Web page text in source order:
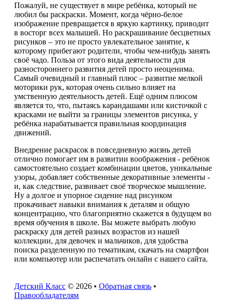
Пожалуй, не существует в мире ребёнка, который не
любил бы раскраски. Момент, когда чёрно-белое
изображение превращается в яркую картинку, приводит
в восторг всех малышей. Но раскрашивание бесцветных
рисунков – это не просто увлекательное занятие, к
которому прибегают родители, чтобы чем-нибудь занять
своё чадо. Польза от этого вида деятельности для
разностороннего развития детей просто неоценима.
Самый очевидный и главный плюс – развитие мелкой
моторики рук, которая очень сильно влияет на
умственную деятельность детей. Ещё одним плюсом
является то, что, пытаясь карандашами или кисточкой с
красками не выйти за границы элементов рисунка, у
ребёнка нарабатывается правильная координация
движений.
Внедрение раскрасок в повседневную жизнь детей
отлично помогает им в развитии воображения - ребёнок
самостоятельно создает комбинации цветов, уникальные
узоры, добавляет собственные декоративные элементы -
и, как следствие, развивает своё творческое мышление.
Ну а долгое и упорное сидение над рисунком
прокачивает навыки внимания к деталям и общую
концентрацию, что благоприятно скажется в будущем во
время обучения в школе. Вы можете выбрать любую
раскраску для детей разных возрастов из нашей
коллекции, для девочек и мальчиков, для удобства
поиска разделенную по тематикам, скачать на смартфон
или компьютер или распечатать онлайн с нашего сайта.
Детский Класс © 2026 • Обратная связь •
Правообладателям